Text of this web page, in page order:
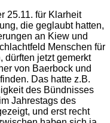
25.11. für Klarheit
die geglaubt hatten,
an Kiew und
Menschen für
dürften jetzt gemerkt
von Baerbock und
Das hatte z.B.
des Bündnisses
Jahrestags des
und erst recht